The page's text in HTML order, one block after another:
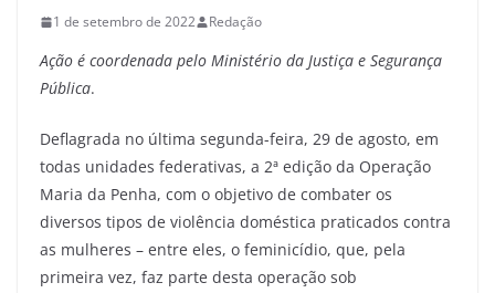
1 de setembro de 2022 Redação
Ação é coordenada pelo Ministério da Justiça e Segurança
Pública.
Deflagrada no última segunda-feira, 29 de agosto, em
todas unidades federativas, a 2ª edição da Operação
Maria da Penha, com o objetivo de combater os
diversos tipos de violência doméstica praticados contra
as mulheres – entre eles, o feminicídio, que, pela
primeira vez, faz parte desta operação sob